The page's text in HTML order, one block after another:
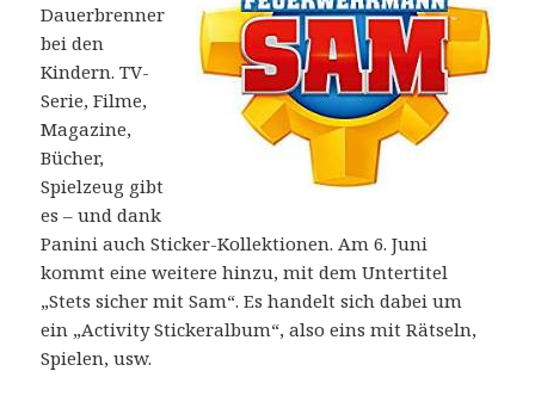
Dauerbrenner
bei den
Kindern. TV-
Serie, Filme,
Magazine,
Bücher,
Spielzeug gibt
es – und dank
Panini auch Sticker-Kollektionen. Am 6. Juni
kommt eine weitere hinzu, mit dem Untertitel
„Stets sicher mit Sam“. Es handelt sich dabei um
ein „Activity Stickeralbum“, also eins mit Rätseln,
Spielen, usw.